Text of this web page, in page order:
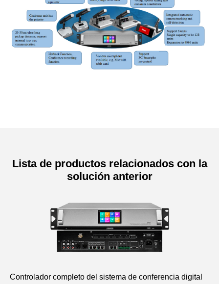
Lista de productos relacionados con la
solución anterior
Controlador completo del sistema de conferencia digital